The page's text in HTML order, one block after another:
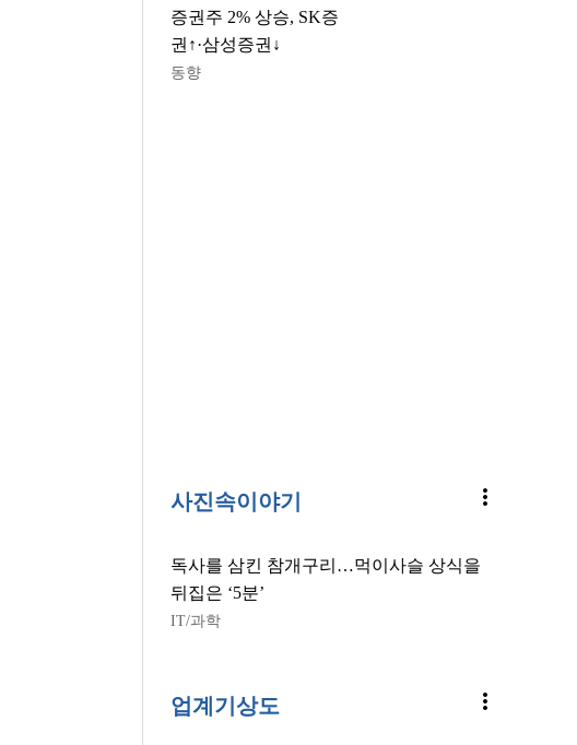
증권주 2% 상승, SK증
권↑·삼성증권↓
동향
사진속이야기 more_vert
독사를 삼킨 참개구리…먹이사슬 상식을
뒤집은 ‘5분’
IT/과학
업계기상도 more_vert